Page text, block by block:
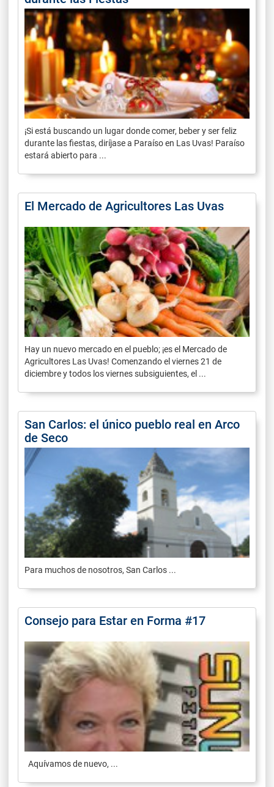
¡Si está buscando un lugar donde comer, beber y ser feliz
durante las fiestas, diríjase a Paraíso en Las Uvas! Paraíso
estará abierto para ...
El Mercado de Agricultores Las Uvas
Hay un nuevo mercado en el pueblo; ¡es el Mercado de
Agricultores Las Uvas! Comenzando el viernes 21 de
diciembre y todos los viernes subsiguientes, el ...
San Carlos: el único pueblo real en Arco
de Seco
Para muchos de nosotros, San Carlos ...
Consejo para Estar en Forma #17
Aquívamos de nuevo, ...